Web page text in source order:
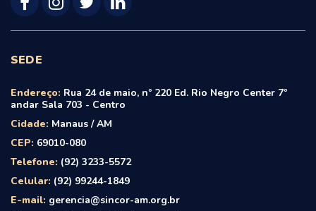
SEDE
Endereço: Rua 24 de maio, nº 220 Ed. Rio Negro Center 7º
andar Sala 703 - Centro
Cidade: Manaus / AM
CEP: 69010-080
Telefone: (92) 3233-5572
Celular: (92) 99244-1849
E-mail: gerencia@sincor-am.org.br